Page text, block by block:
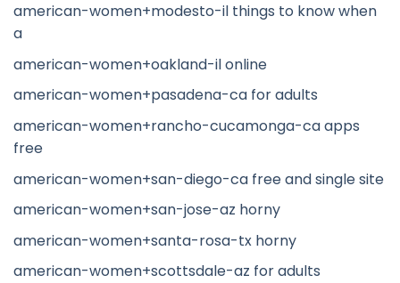
american-women+modesto-il things to know when
a
american-women+oakland-il online
american-women+pasadena-ca for adults
american-women+rancho-cucamonga-ca apps
free
american-women+san-diego-ca free and single site
american-women+san-jose-az horny
american-women+santa-rosa-tx horny
american-women+scottsdale-az for adults